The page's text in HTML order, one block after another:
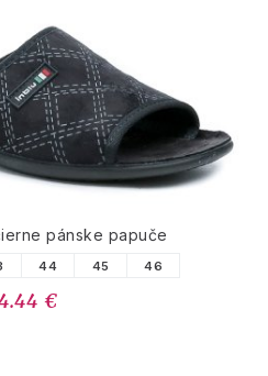
pánske papuče
44 45 46
€